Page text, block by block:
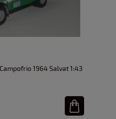
1964 Salvat 1:43